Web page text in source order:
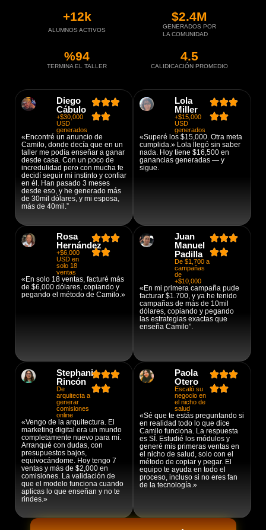
ALUMNOS ACTIVOS
+12k
GENERADOS POR
LA COMUNIDAD
$2.4M
TERMINA EL TALLER
%94
CALIDICACIÓN PROMEDIO
4.5
Diego
Cábulo
+$30,000
USD
generados
«Encontré un anuncio de
Camilo, donde decía que en un
taller me podía enseñar a ganar
desde casa. Con un poco de
incredulidad pero con mucha fe
decidí seguir mi instinto y confiar
en él. Han pasado 3 meses
desde eso, y he generado más
de 30mil dólares, y mi esposa,
más de 40mil.”
Lola
Miller
+$15,000
USD
generados
«Superé los $15,000. Otra meta
cumplida.» Lola llegó sin saber
nada. Hoy tiene $16,500 en
ganancias generadas — y
sigue.
Rosa
Hernández
+$6,000
USD en
solo 18
ventas
«En solo 18 ventas, facturé más
de $6,000 dólares, copiando y
pegando el método de Camilo.»
Juan
Manuel
Padilla
De $1,700 a
campañas
de
+$10,000
«En mi primera campaña pude
facturar $1.700, y ya he tenido
campañas de más de 10mil
dólares, copiando y pegando
las estrategias exactas que
enseña Camilo”.
Stephanie
Rincón
De
arquitecta a
generar
comisiones
online
«Vengo de la arquitectura. El
marketing digital era un mundo
completamente nuevo para mí.
Arranqué con dudas, con
presupuestos bajos,
equivocándome. Hoy tengo 7
ventas y más de $2,000 en
comisiones. La validación de
que el modelo funciona cuando
aplicas lo que enseñan y no te
rindes.»
Paola
Otero
Escaló su
negocio en
el nicho de
salud
«Sé que te estás preguntando si
en realidad todo lo que dice
Camilo funciona. La respuesta
es SÍ. Estudié los módulos y
generé mis primeras ventas en
el nicho de salud, solo con el
método de copiar y pegar. El
equipo te ayuda en todo el
proceso, incluso si no eres fan
de la tecnología.»